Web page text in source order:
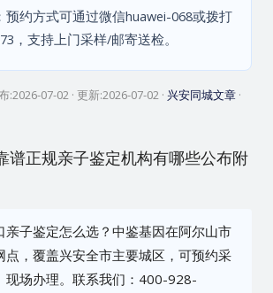
预约方式可通过微信huawei-068或拨打
，支持上门采样/邮寄送检。
:2026-07-02· 更新:2026-07-02· 兴安同城文章·
谱正规亲子鉴定机构有哪些公布附
亲子鉴定怎么选？中鉴基因在阿尔山市
点，覆盖兴安全市主要城区，可预约采
现场办理。联系我们：400-928-